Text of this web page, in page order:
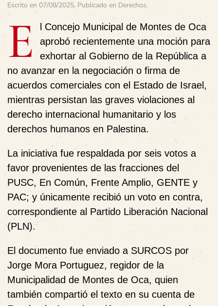
Escrito en 07/08/2025. Publicado en Derechos.
E
l Concejo Municipal de Montes de Oca
aprobó recientemente una moción para
exhortar al Gobierno de la República a
no avanzar en la negociación o firma de
acuerdos comerciales con el Estado de Israel,
mientras persistan las graves violaciones al
derecho internacional humanitario y los
derechos humanos en Palestina.
La iniciativa fue respaldada por seis votos a
favor provenientes de las fracciones del
PUSC, En Común, Frente Amplio, GENTE y
PAC; y únicamente recibió un voto en contra,
correspondiente al Partido Liberación Nacional
(PLN).
El documento fue enviado a SURCOS por
Jorge Mora Portuguez, regidor de la
Municipalidad de Montes de Oca, quien
también compartió el texto en su cuenta de